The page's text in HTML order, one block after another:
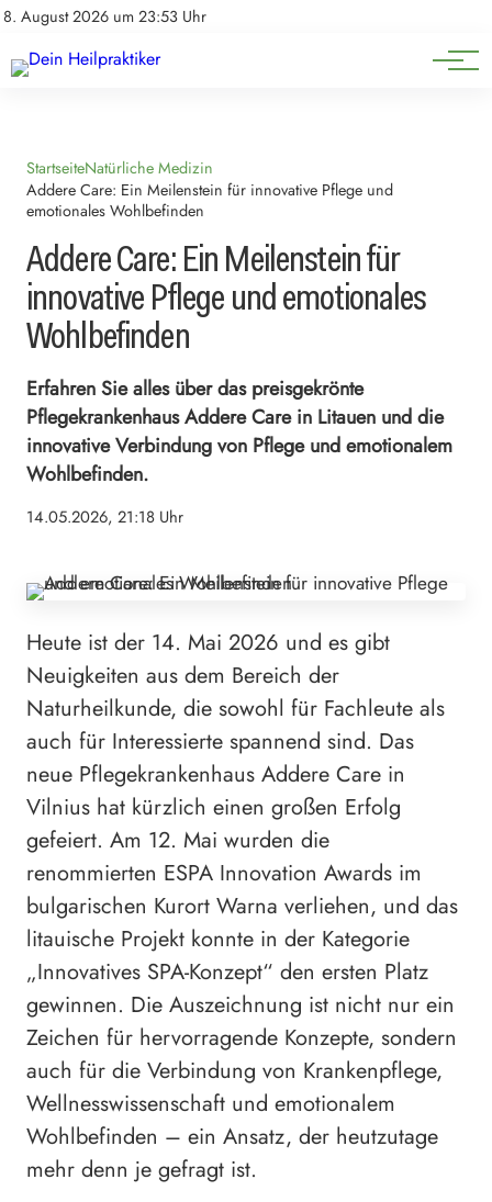
8. August 2026 um 23:53 Uhr
Impressum
Natürliche Medizin
Heilpflanzen & Kräuterkunde
StartseiteNatürliche Medizin
Addere Care: Ein Meilenstein für innovative Pflege und
emotionales Wohlbefinden
Addere Care: Ein Meilenstein für
innovative Pflege und emotionales
Wohlbefinden
Erfahren Sie alles über das preisgekrönte
Pflegekrankenhaus Addere Care in Litauen und die
innovative Verbindung von Pflege und emotionalem
Wohlbefinden.
14.05.2026, 21:18 Uhr
Heute ist der 14. Mai 2026 und es gibt
Neuigkeiten aus dem Bereich der
Naturheilkunde, die sowohl für Fachleute als
auch für Interessierte spannend sind. Das
neue Pflegekrankenhaus Addere Care in
Vilnius hat kürzlich einen großen Erfolg
gefeiert. Am 12. Mai wurden die
renommierten ESPA Innovation Awards im
bulgarischen Kurort Warna verliehen, und das
litauische Projekt konnte in der Kategorie
„Innovatives SPA-Konzept“ den ersten Platz
gewinnen. Die Auszeichnung ist nicht nur ein
Zeichen für hervorragende Konzepte, sondern
auch für die Verbindung von Krankenpflege,
Wellnesswissenschaft und emotionalem
Wohlbefinden – ein Ansatz, der heutzutage
mehr denn je gefragt ist.